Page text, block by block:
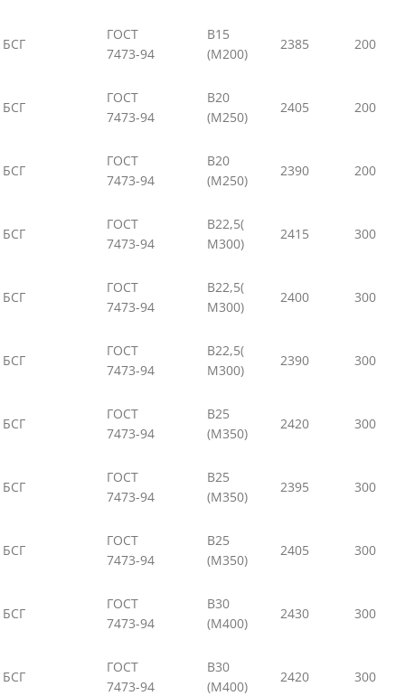
БСГ
ГОСТ
7473-94
В15
(М200)
2385 200
БСГ
ГОСТ
7473-94
В20
(М250)
2405 200
БСГ
ГОСТ
7473-94
В20
(М250)
2390 200
БСГ
ГОСТ
7473-94
В22,5(
М300)
2415 300
БСГ
ГОСТ
7473-94
В22,5(
М300)
2400 300
БСГ
ГОСТ
7473-94
В22,5(
М300)
2390 300
БСГ
ГОСТ
7473-94
В25
(М350)
2420 300
БСГ
ГОСТ
7473-94
В25
(М350)
2395 300
БСГ
ГОСТ
7473-94
В25
(М350)
2405 300
БСГ
ГОСТ
7473-94
В30
(М400)
2430 300
БСГ
ГОСТ
7473-94
В30
(М400)
2420 300